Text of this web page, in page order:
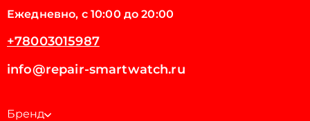
Ежедневно, с 10:00 до 20:00
+78003015987
info@repair-smartwatch.ru
Бренд